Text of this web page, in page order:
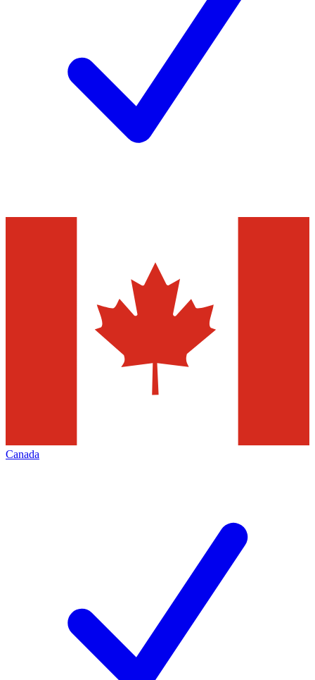
Canada